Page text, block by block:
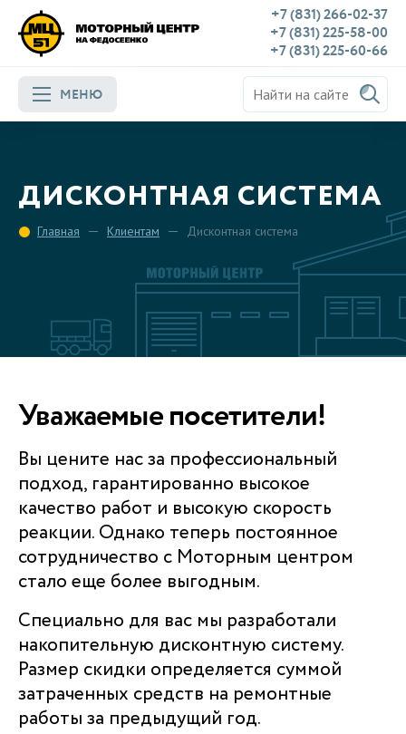
+7 (831) 266-02-37
+7 (831) 225-58-00
+7 (831) 225-60-66
МЕНЮ
ДИСКОНТНАЯ СИСТЕМА
Главная Клиентам Дисконтная система
Уважаемые посетители!
Вы цените нас за профессиональный
подход, гарантированно высокое
качество работ и высокую скорость
реакции. Однако теперь постоянное
сотрудничество с Моторным центром
стало еще более выгодным.
Специально для вас мы разработали
накопительную дисконтную систему.
Размер скидки определяется суммой
затраченных средств на ремонтные
работы за предыдущий год.